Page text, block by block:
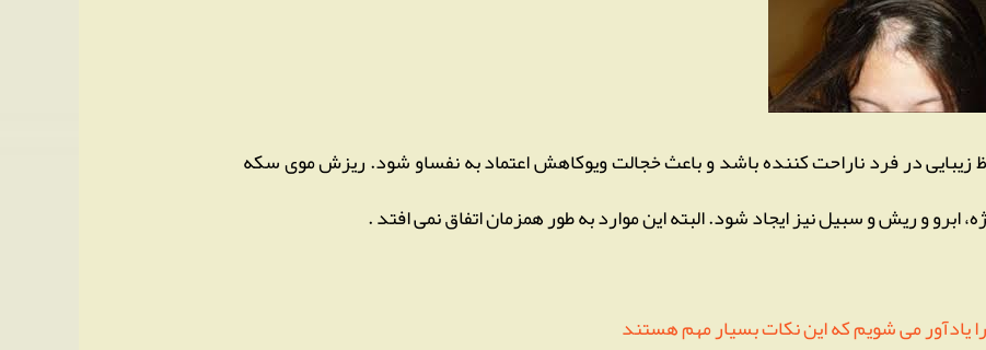
زیبایی در فرد ناراحت کننده باشد و باعث خجالت ویوکاهش اعتماد به نفساو شود. ریزش موی سکه
ابرو و ریش و سبیل نیز ایجاد شود. البته این موارد به طور همزمان اتفاق نمی افتد .
یادآور می شویم که این نکات بسیار مهم هستند